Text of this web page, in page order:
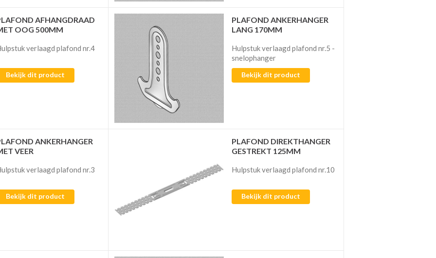
AFHANGDRAAD
OOG 500MM
verlaagd plafond nr.4
Bekijk dit product
PLAFOND ANKERHANGER
LANG 170MM
Hulpstuk verlaagd plafond nr.5 -
snelophanger
Bekijk dit product
ANKERHANGER
VEER
verlaagd plafond nr.3
Bekijk dit product
PLAFOND DIREKTHANGER
GESTREKT 125MM
Hulpstuk verlaagd plafond nr.10
Bekijk dit product